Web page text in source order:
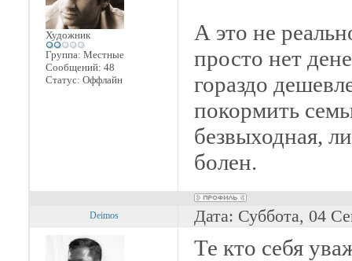
Художник
Группа: Местные
Сообщений: 48
Статус: Оффлайн
А это не
просто нет
гораздо
покормить
безвыходная,
болен.
Deimos Дата: Суббота, 04
Те кто себя